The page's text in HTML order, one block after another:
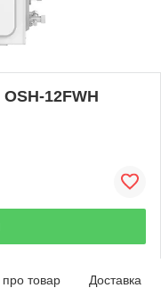
12FWH
про товар Доставка